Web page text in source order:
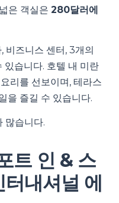
은 객실은 280달러에
비즈니스 센터, 3개의
있습니다. 호텔 내 미란
리를 선보이며, 테라스
을 즐길 수 있습니다.
많습니다.
트 인 & 스
내셔널 에